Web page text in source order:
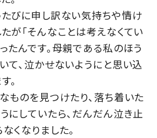
びに申し訳ない気持ちや情け
が「そんなことは考えなくてい
たんです。母親である私のほう
て、泣かせないようにと思い込
。
ものを見つけたり、落ち着いた
にしていたら、だんだん泣き止
くなりました。